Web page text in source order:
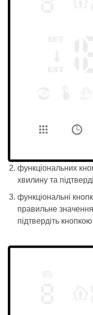
функціональних
хвилину та
функціональні
правильне
підтвердіть